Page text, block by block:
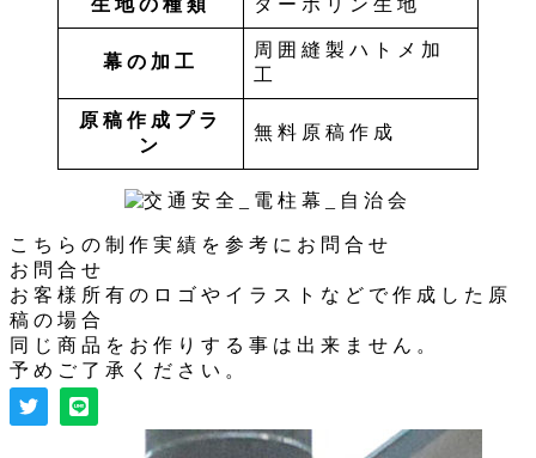
幕の加工
周囲縫製ハトメ加
工
原稿作成プラ
ン
無料原稿作成
こちらの制作実績を参考にお問合せ
お問合せ
お客様所有のロゴやイラストなどで作成した原
稿の場合
同じ商品をお作りする事は出来ません。
予めご了承ください。